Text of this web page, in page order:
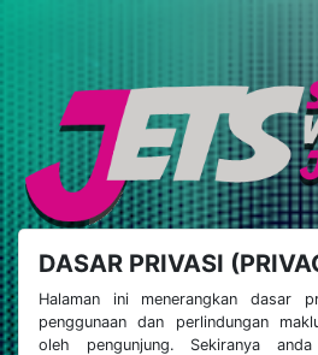
DASAR PRIVASI
Halaman ini menerangkan dasar
penggunaan dan perlindungan
oleh pengunjung. Sekiranya